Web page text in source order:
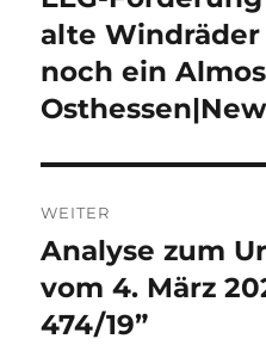
Beitrag:
alte
noch ein
WEITER
Nächster
Beitrag:
Analyse zum
vom 4. März
474/19”